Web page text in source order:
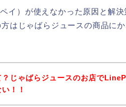
イ）が使えなかった原因と解
はじゃばらジュースの商品に
じゃばらジュースのお店で
！！